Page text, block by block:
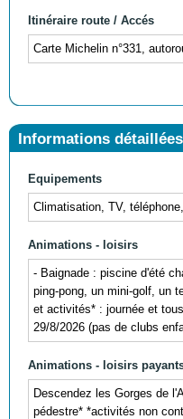
Itinéraire route / Accés
Carte Michelin n°331,
Informations détaillées
Equipements
Climatisation, TV,
Animations - loisirs
- Baignade : piscine d'été
ping-pong, un mini-golf, un
et activités* : journée et
29/8/2026 (pas de clubs
Animations - loisirs
Descendez les Gorges de
pédestre* *activités non